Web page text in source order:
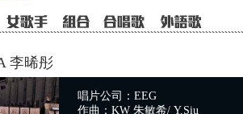
李晞彤
唱片公司：EEG
作曲：KW 朱敏希/ Y.Siu